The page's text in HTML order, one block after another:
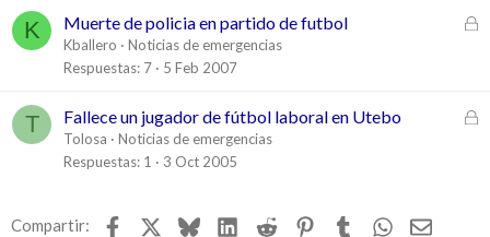
a
K
C
a
Muerte de policia en partido de futbol
Kballero
Noticias de emergencias
Respuestas 7 5 Feb 2007
T
C
Fallece un jugador de fútbol laboral en Utebo
Tolosa
Noticias de emergencias
Respuestas 1 3 Oct 2005
Compartir: Facebook BlueskyLinkedIn
Reddit Pinterest
TumblrWhatsApp
Email